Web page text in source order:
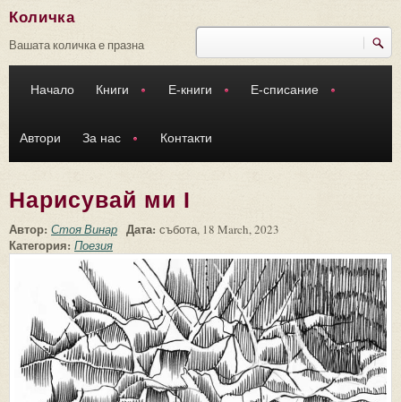
Търси
Количка
Вашата количка е празна
Начало Книги Е-книги Е-списание
Автори За нас Контакти
Нарисувай ми I
Автор: Стоя Винар Дата: събота, 18 March, 2023
Категория: Поезия